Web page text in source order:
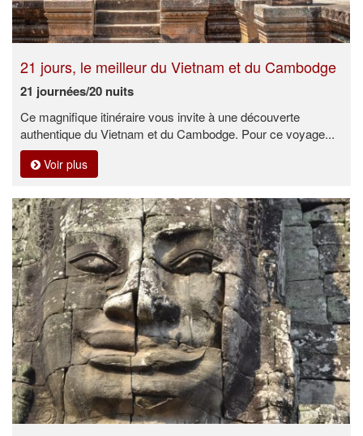
21 jours, le meilleur du Vietnam et du Cambodge
21 journées/20 nuits
Ce magnifique itinéraire vous invite à une découverte
authentique du Vietnam et du Cambodge. Pour ce voyage...
Voir plus